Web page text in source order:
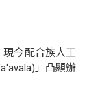
今配合族人工
」凸顯辦